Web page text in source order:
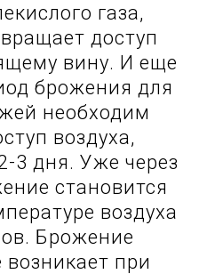
газа,
доступ
вину. И еще
брожения для
необходим
воздуха,
3 дня. Уже через
становится
воздуха
Брожение
возникает при